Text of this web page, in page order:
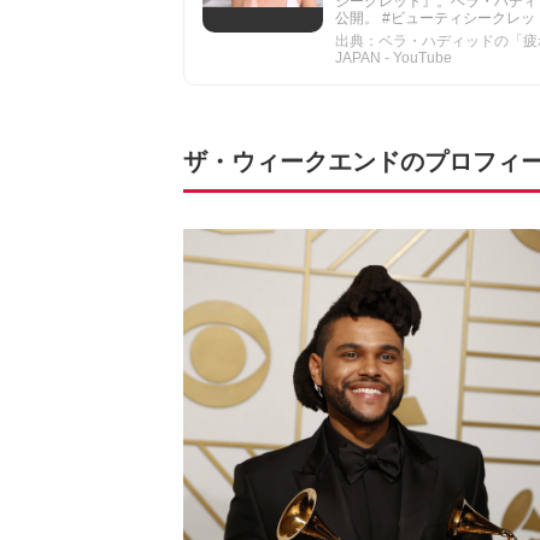
公開。 #ビューティシークレ
出典：ベラ・ハディッドの「
JAPAN - YouTube
ザ・ウィークエンドのプロフィ